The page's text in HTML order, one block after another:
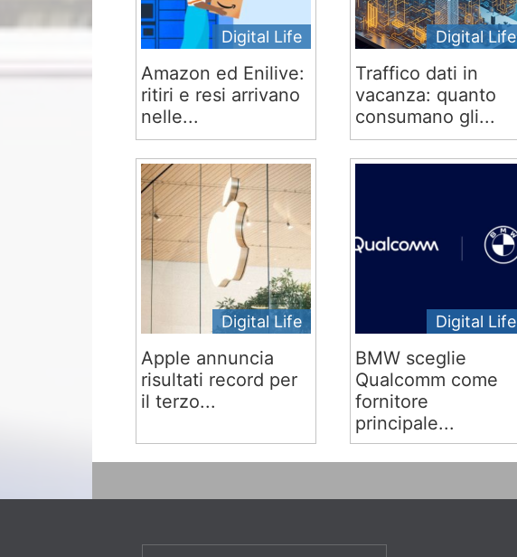
Digital Life
Amazon ed Enilive:
ritiri e resi arrivano
nelle...
Digital Life
Traffico dati in
vacanza: quanto
consumano gli...
Digital Life
Apple annuncia
risultati record per
il terzo...
Digital Life
BMW sceglie
Qualcomm come
fornitore
principale...